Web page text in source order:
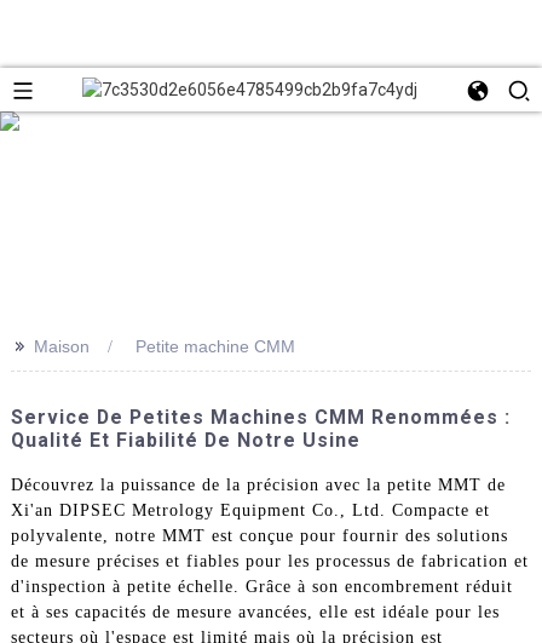
>> Maison Petite machine CMM
Service De Petites Machines CMM Renommées :
Qualité Et Fiabilité De Notre Usine
Découvrez la puissance de la précision avec la petite MMT de
Xi'an DIPSEC Metrology Equipment Co., Ltd. Compacte et
polyvalente, notre MMT est conçue pour fournir des solutions
de mesure précises et fiables pour les processus de fabrication et
d'inspection à petite échelle. Grâce à son encombrement réduit
et à ses capacités de mesure avancées, elle est idéale pour les
secteurs où l'espace est limité mais où la précision est